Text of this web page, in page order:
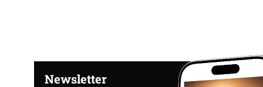
Newsletter